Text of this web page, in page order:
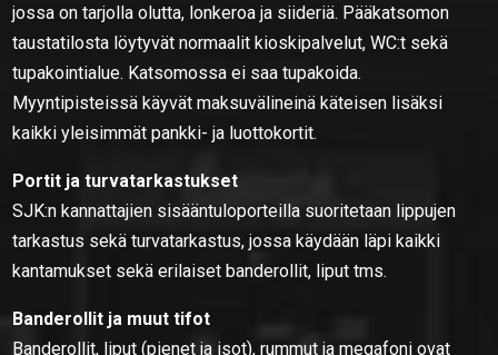
jossa on tarjolla olutta, lonkeroa ja siideriä. Pääkatsomon
taustatilosta löytyvät normaalit kioskipalvelut, WC:t sekä
tupakointialue. Katsomossa ei saa tupakoida.
Myyntipisteissä käyvät maksuvälineinä käteisen lisäksi
kaikki yleisimmät pankki- ja luottokortit.
Portit ja turvatarkastukset
SJK:n kannattajien sisääntuloporteilla suoritetaan lippujen
tarkastus sekä turvatarkastus, jossa käydään läpi kaikki
kantamukset sekä erilaiset banderollit, liput tms.
Banderollit ja muut tifot
Banderollit, liput (pienet ja isot), rummut ja megafoni ovat